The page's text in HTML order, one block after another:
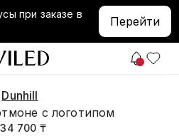
при заказе в
Перейти
Dunhill
с логотипом
700 ₸